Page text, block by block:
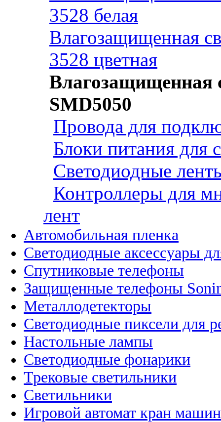
3528 белая
Влагозащищенная
3528 цветная
Влагозащищенная
SMD5050
Провода для
Блоки питания для
Светодиодные
Контроллеры для
лент
Автомобильная пленка
Светодиодные аксессуары
Спутниковые телефоны
Защищенные телефоны
Металлодетекторы
Светодиодные пиксели для
Настольные лампы
Светодиодные фонарики
Трековые светильники
Светильники
Игровой автомат кран